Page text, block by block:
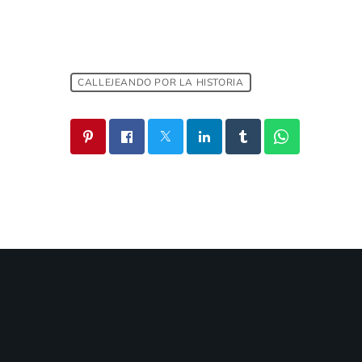
CALLEJEANDO POR LA HISTORIA